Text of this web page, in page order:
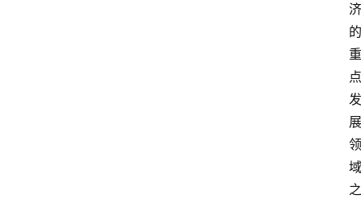
济
的
重
点
发
展
领
域
之